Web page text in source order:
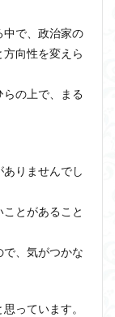
中で、政治家の
向性を変えら
の上で、まる
りませんでし
とがあること
、気がつかな
っています。